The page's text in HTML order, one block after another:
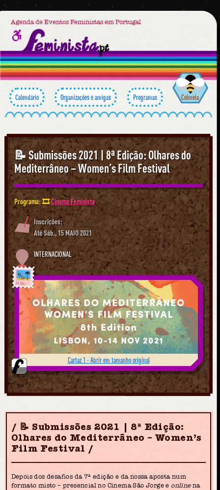
Agenda de Eventos Feministas em Portugal
Calendário Organizações e amigas Programas Colmeia
📝 Submissões 2021 | 8ª Edição: Olhares do
Mediterrâneo – Women’s Film Festival
Programa: 🎞Cinema Feminista
Inscrições:
Até Sáb., 15 MAIO 2021
INTERNACIONAL
Já foi
Cartaz 1 - Abrir em tamanho original
📝 Submissões 2021 | 8ª Edição:
Olhares do Mediterrâneo – Women’s
Film Festival
Depois dos desafios da 7ª edição e da nossa aposta num
formato misto – presencial no Cinema São Jorge e online na